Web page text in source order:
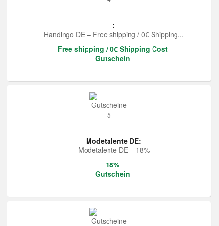
:
Handingo DE – Free shipping / 0€ Shipping...
Free shipping / 0€ Shipping Cost
Gutschein
Modetalente DE:
Modetalente DE – 18%
18%
Gutschein